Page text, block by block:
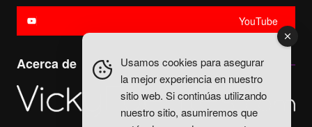
YouTube
Acerca de
Usamos cookies para asegurar
la mejor experiencia en nuestro
sitio web. Si continúas utilizando
nuestro sitio, asumiremos que